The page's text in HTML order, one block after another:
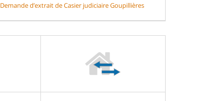
Demande d’extrait de Casier judiciaire Goupillières